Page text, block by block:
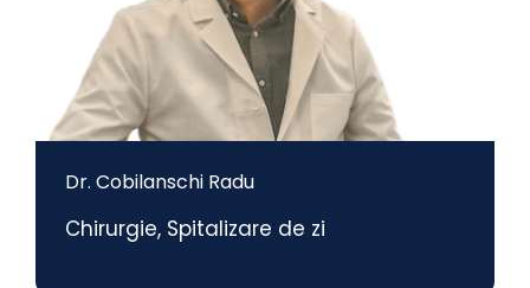
Dr. Cobilanschi Radu
Chirurgie, Spitalizare de zi